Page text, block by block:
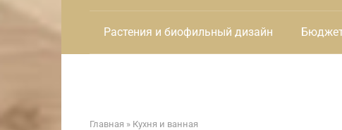
Растения и биофильный дизайн
Главная » Кухня и ванная